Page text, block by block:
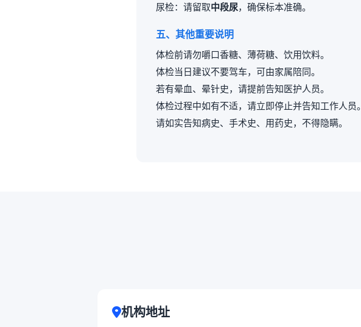
尿检：请留取中段尿，确保标本准确。
五、其他重要说明
体检前请勿嚼口香糖、薄荷糖、饮用饮料。
体检当日建议不要驾车，可由家属陪同。
若有晕血、晕针史，请提前告知医护人员。
体检过程中如有不适，请立即停止并告知工作人员。
请如实告知病史、手术史、用药史，不得隐瞒。
机构地址